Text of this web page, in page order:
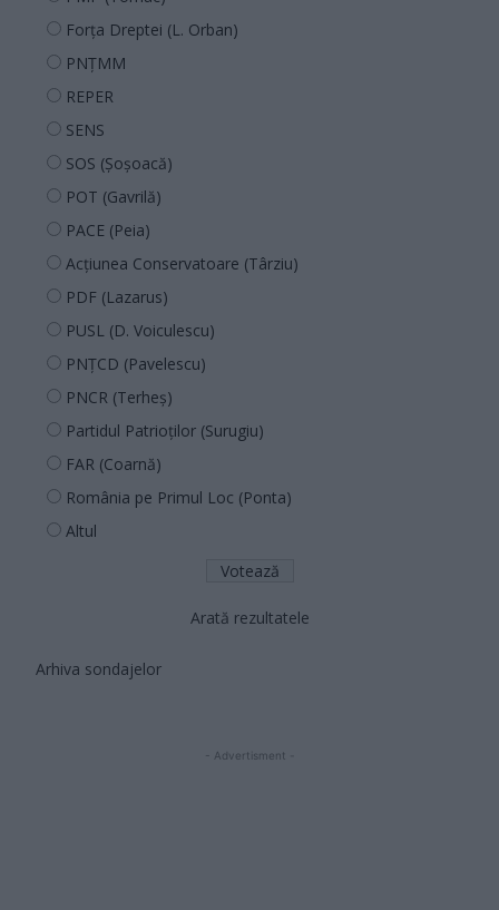
Forța Dreptei (L. Orban)
PNȚMM
REPER
SENS
SOS (Șoșoacă)
POT (Gavrilă)
PACE (Peia)
Acțiunea Conservatoare (Târziu)
PDF (Lazarus)
PUSL (D. Voiculescu)
PNȚCD (Pavelescu)
PNCR (Terheș)
Partidul Patrioților (Surugiu)
FAR (Coarnă)
România pe Primul Loc (Ponta)
Altul
Arată rezultatele
Arhiva sondajelor
- Advertisment -